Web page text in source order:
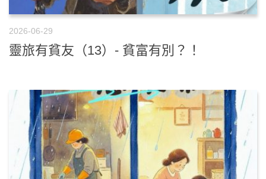
2026-06-29
靈旅有貧友（13）- 貧富有別？！